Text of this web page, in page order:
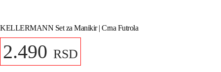
KELLERMANN Set za Manikir | Crna Futrola
2.490 RSD